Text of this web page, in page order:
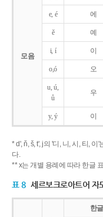
모음
e, é 에
ě 예
i, í 이
o,ó 오
u, ú,
ů
우
y, ý 이
* d', ň, š, t', j의 '디, 니, 시, 티,
다.
** x는 개별 용례에 따라 한글
표 8 세르보크로아트어 자
한글